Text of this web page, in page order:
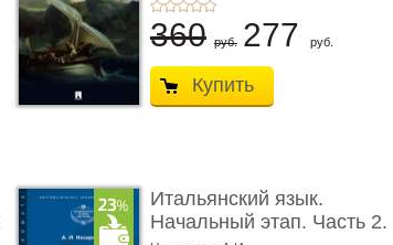
360 руб. 277 руб.
Купить
Итальянский язык.
Начальный этап. Часть 2.